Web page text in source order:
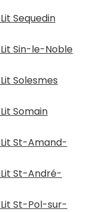
Sequedin
Sin-le-Noble
Solesmes
Somain
St-Amand-
St-André-
St-Pol-sur-